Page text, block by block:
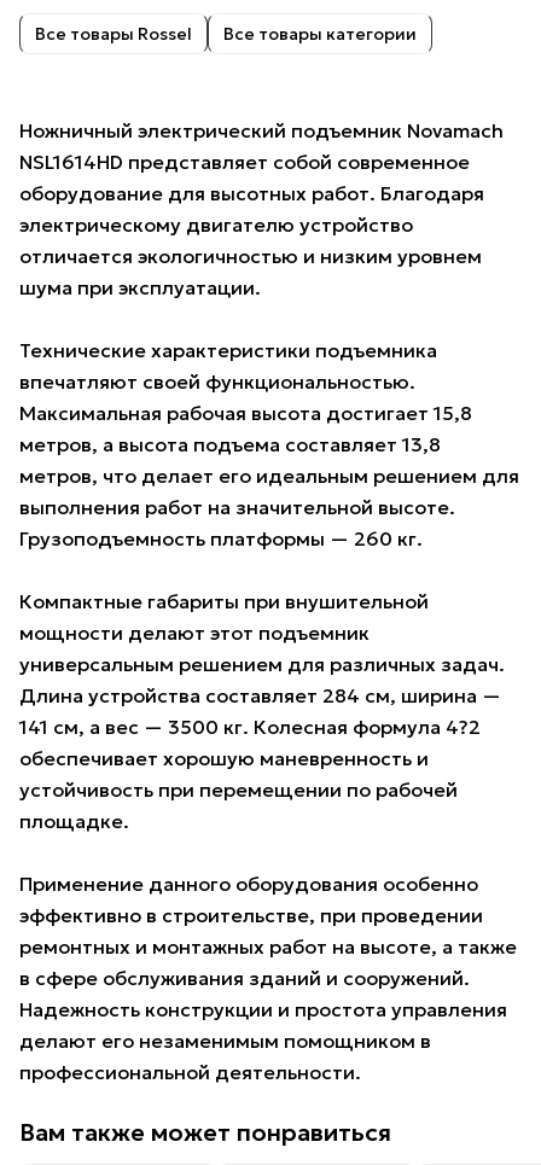
Все товары Rossel Все товары категории
Ножничный электрический подъемник Novamach
NSL1614HD представляет собой современное
оборудование для высотных работ. Благодаря
электрическому двигателю устройство
отличается экологичностью и низким уровнем
шума при эксплуатации.
Технические характеристики подъемника
впечатляют своей функциональностью.
Максимальная рабочая высота достигает 15,8
метров, а высота подъема составляет 13,8
метров, что делает его идеальным решением для
выполнения работ на значительной высоте.
Грузоподъемность платформы — 260 кг.
Компактные габариты при внушительной
мощности делают этот подъемник
универсальным решением для различных задач.
Длина устройства составляет 284 см, ширина —
141 см, а вес — 3500 кг. Колесная формула 4?2
обеспечивает хорошую маневренность и
устойчивость при перемещении по рабочей
площадке.
Применение данного оборудования особенно
эффективно в строительстве, при проведении
ремонтных и монтажных работ на высоте, а также
в сфере обслуживания зданий и сооружений.
Надежность конструкции и простота управления
делают его незаменимым помощником в
профессиональной деятельности.
Вам также может понравиться